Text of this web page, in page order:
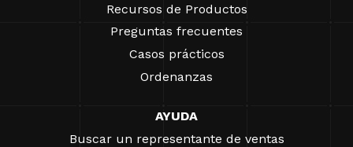
Recursos de Productos
Preguntas frecuentes
Casos prácticos
Ordenanzas
AYUDA
Buscar un representante de ventas